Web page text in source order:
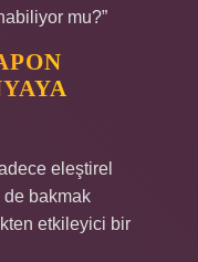
mu?”
eleştirel
de bakmak
etkileyici bir